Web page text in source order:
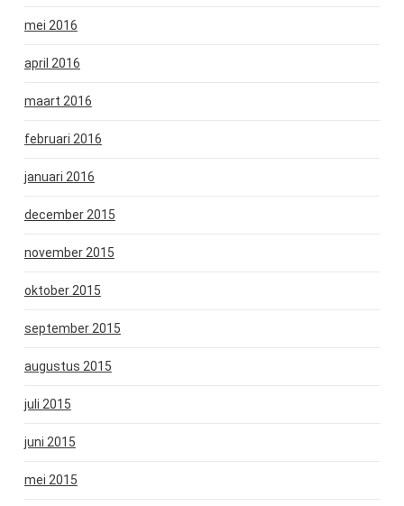
mei 2016
april 2016
maart 2016
februari 2016
januari 2016
december 2015
november 2015
oktober 2015
september 2015
augustus 2015
juli 2015
juni 2015
mei 2015